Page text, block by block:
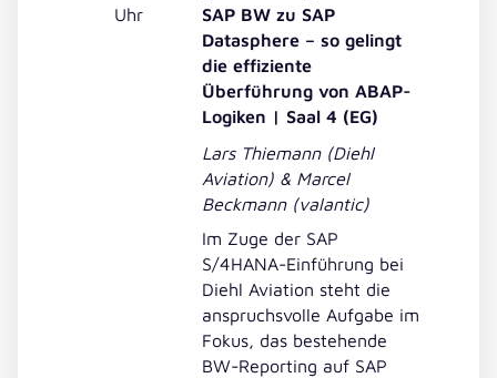
Uhr
SAP BW zu SAP
Datasphere – so gelingt
die effiziente
Überführung von ABAP-
Logiken | Saal 4 (EG)
Lars Thiemann(Diehl
Aviation) & Marcel
Beckmann (valantic)
Im Zuge der SAP
S/4HANA-Einführung bei
Diehl Aviation steht die
anspruchsvolle Aufgabe im
Fokus, das bestehende
BW-Reporting auf SAP